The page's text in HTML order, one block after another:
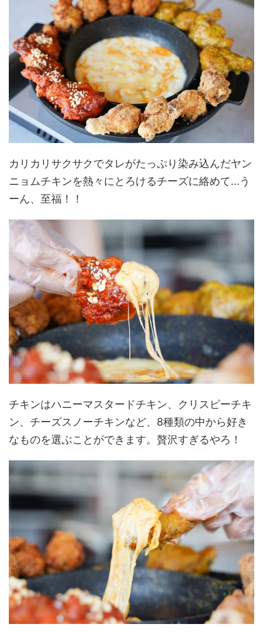
カリカリサクサクでタレがたっぷり染み込んだヤン
ニョムチキンを熱々にとろけるチーズに絡めて...う
ーん、至福！！
チキンはハニーマスタードチキン、クリスピーチキ
ン、チーズスノーチキンなど、8種類の中から好き
なものを選ぶことができます。贅沢すぎるやろ！